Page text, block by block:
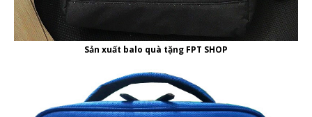
Sản xuất balo quà tặng FPT SHOP